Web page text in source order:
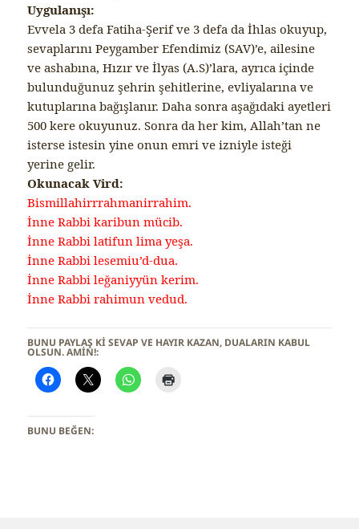
Uygulanışı:
Evvela 3 defa Fatiha-Şerif ve 3 defa da İhlas okuyup,
sevaplarını Peygamber Efendimiz (SAV)’e, ailesine
ve ashabına, Hızır ve İlyas (A.S)’lara, ayrıca içinde
bulunduğunuz şehrin şehitlerine, evliyalarına ve
kutuplarına bağışlanır. Daha sonra aşağıdaki ayetleri
500 kere okuyunuz. Sonra da her kim, Allah’tan ne
isterse istesin yine onun emri ve izniyle isteği
yerine gelir.
Okunacak Vird:
Bismillahirrrahmanirrahim.
İnne Rabbi karibun mücib.
İnne Rabbi latifun lima yeşa.
İnne Rabbi lesemiu’d-dua.
İnne Rabbi leğaniyyün kerim.
İnne Rabbi rahimun vedud.
BUNU PAYLAŞ KI SEVAP VE HAYIR KAZAN, DUALARIN KABUL
OLSUN. AMİN!:
BUNU BEĞEN: